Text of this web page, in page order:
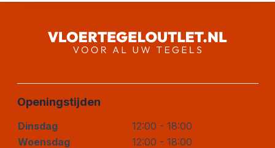
Openingstijden
Dinsdag
12:00 - 18:00
Woensdag
12:00 - 18:00